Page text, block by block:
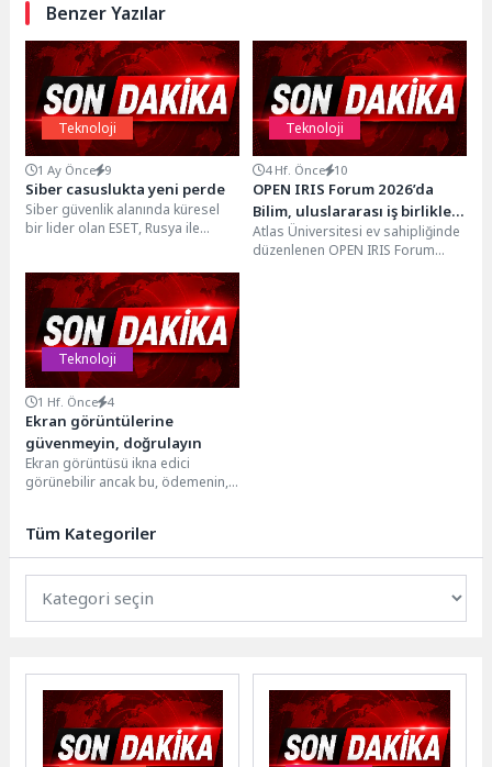
Benzer Yazılar
Teknoloji
1 Ay Önce 9
Siber casuslukta yeni perde
Siber güvenlik alanında küresel
bir lider olan ESET, Rusya ile
Teknoloji
4 Hf. Önce 10
OPEN IRIS Forum 2026’da
Bilim, uluslararası iş birlikleri
ve araştırmanın geleceği
Atlas Üniversitesi’nde ele
Atlas Üniversitesi ev sahipliğinde
düzenlenen OPEN IRIS Forum
Teknoloji
1 Hf. Önce 4
Ekran görüntülerine
güvenmeyin, doğrulayın
Ekran görüntüsü ikna edici
görünebilir ancak bu, ödemenin,
Siber...
Tüm Kategoriler